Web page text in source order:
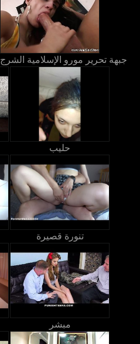
جبهة تحرير مورو الإسلامية الشرج
حليب
تنورة قصيرة
مبشر